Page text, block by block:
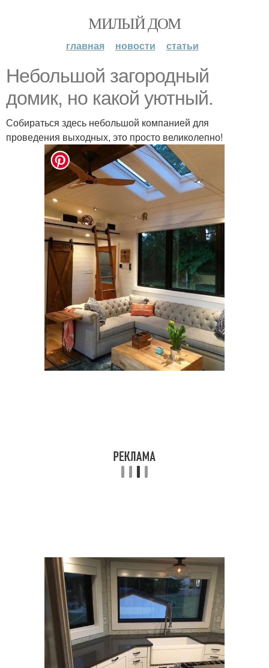
МИЛЫЙ ДОМ
главная новости статьи
Небольшой загородный
домик, но какой уютный.
Собираться здесь небольшой компанией для
проведения выходных, это просто великолепно!